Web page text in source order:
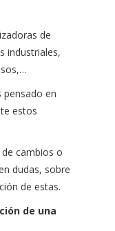
de
industriales,
pensado en
estos
cambios o
dudas, sobre
de estas.
de una